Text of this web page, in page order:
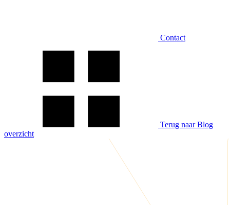
Contact
Terug naar Blog
overzicht